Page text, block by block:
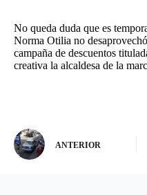
No queda duda que es
Norma Otilia no
campaña de descuentos
creativa la alcaldesa de la
ANTERIOR